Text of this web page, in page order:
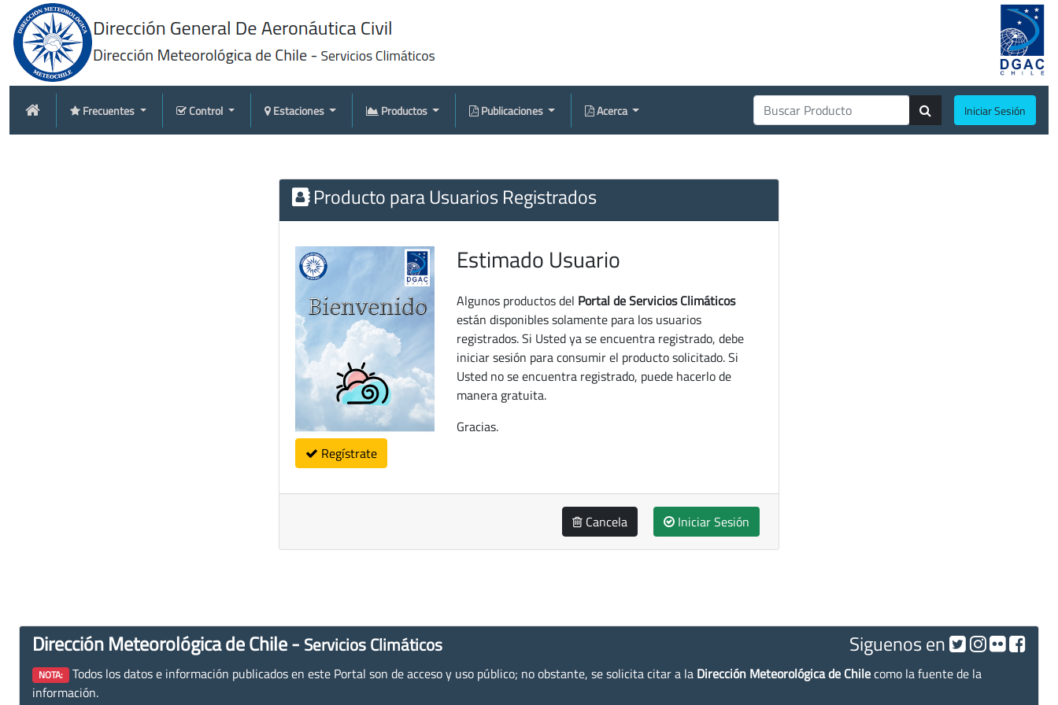
Frecuentes Control Estaciones Productos Publicaciones Acerca Iniciar Sesión
Producto para Usuarios Registrados
Regístrate
Estimado Usuario
Algunos productos del Portal de Servicios Climáticos
están disponibles solamente para los usuarios
registrados. Si Usted ya se encuentra registrado, debe
iniciar sesión para consumir el producto solicitado. Si
Usted no se encuentra registrado, puede hacerlo de
manera gratuita.
Gracias.
Cancela Iniciar Sesión
Dirección Meteorológica de Chile - Servicios Climáticos Siguenos en
NOTA: Todos los datos e información publicados en este Portal son de acceso y uso público; no obstante, se solicita citar a la Dirección Meteorológica de Chilecomo la fuente de la
información.